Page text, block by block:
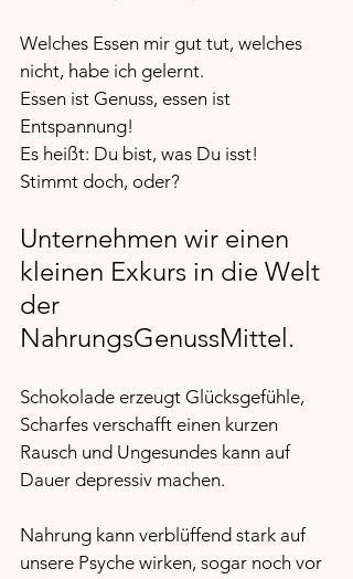
Welches Essen mir gut tut, welches
nicht, habe ich gelernt.
Essen ist Genuss, essen ist
Entspannung!
Es heißt: Du bist, was Du isst!
Stimmt doch, oder?
Unternehmen wir einen
kleinen Exkurs in die Welt
der
NahrungsGenussMittel.
Schokolade erzeugt Glücksgefühle,
Scharfes verschafft einen kurzen
Rausch und Ungesundes kann auf
Dauer depressiv machen.
Nahrung kann verblüffend stark auf
unsere Psyche wirken, sogar noch vor